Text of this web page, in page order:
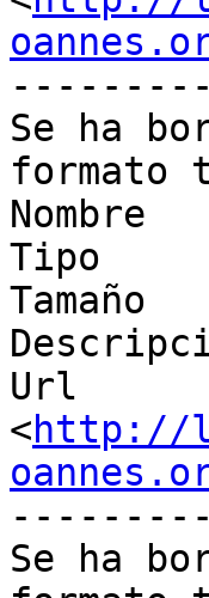
Se ha
formato
Tipo
Tamaño
Url
<http://
Se ha